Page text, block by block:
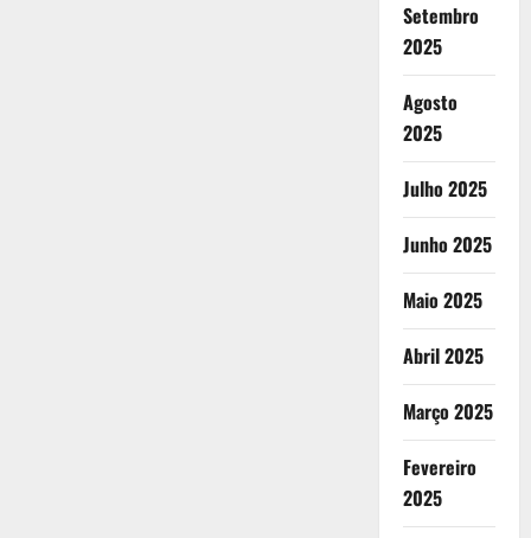
Setembro
2025
Agosto
2025
Julho 2025
Junho 2025
Maio 2025
Abril 2025
Março 2025
Fevereiro
2025